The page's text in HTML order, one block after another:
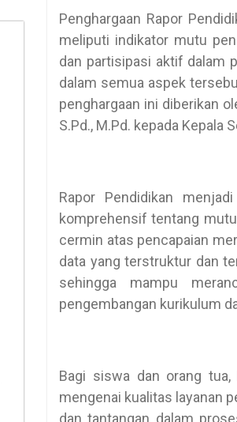
Penghargaan Rapor
meliputi indikator mutu
dan partisipasi aktif dalam
dalam semua aspek
penghargaan ini diberikan
S.Pd., M.Pd. kepada Kepala
Rapor Pendidikan
komprehensif tentang
cermin atas pencapaian
data yang terstruktur dan
sehingga mampu
pengembangan kurikulum
Bagi siswa dan orang
mengenai kualitas layanan
dan tantangan dalam